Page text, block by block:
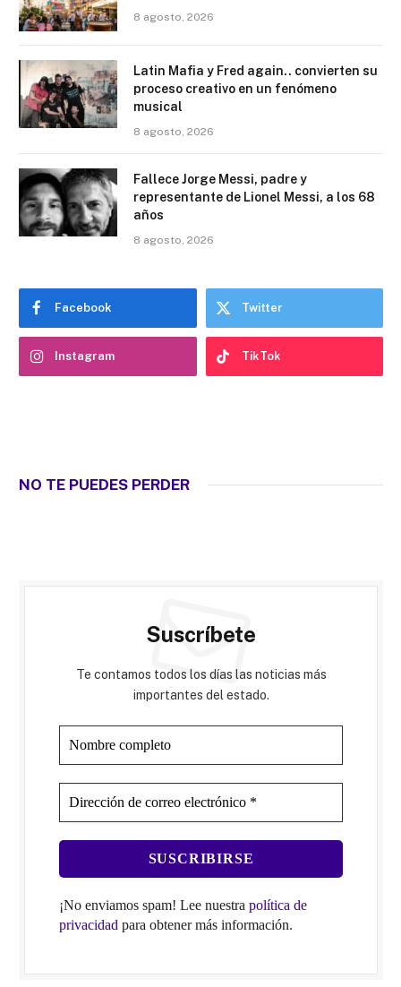
8 agosto, 2026
Latin Mafia y Fred again.. convierten su
proceso creativo en un fenómeno
musical
8 agosto, 2026
Fallece Jorge Messi, padre y
representante de Lionel Messi, a los 68
años
8 agosto, 2026
Facebook Twitter
Instagram TikTok
NO TE PUEDES PERDER
Suscríbete
Te contamos todos los días las noticias más
importantes del estado.
¡No enviamos spam! Lee nuestra política de
privacidad para obtener más información.